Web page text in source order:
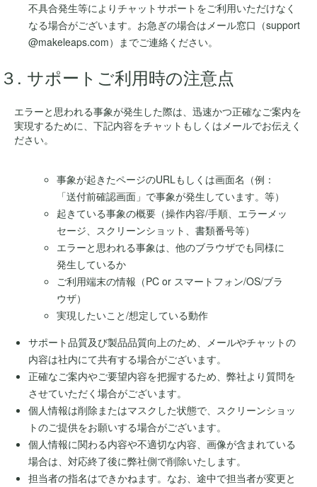
不具合発生等によりチャットサポートをご利用いただけなく
なる場合がございます。お急ぎの場合はメール窓口（support
@makeleaps.com）までご連絡ください。
３. サポートご利用時の注意点
エラーと思われる事象が発生した際は、迅速かつ正確なご案内を
実現するために、下記内容をチャットもしくはメールでお伝えく
ださい。
事象が起きたページのURLもしくは画面名（例：
「送付前確認画面」で事象が発生しています。等）
起きている事象の概要（操作内容/手順、エラーメッ
セージ、スクリーンショット、書類番号等）
エラーと思われる事象は、他のブラウザでも同様に
発生しているか
ご利用端末の情報（PC or スマートフォン/OS/ブラ
ウザ）
実現したいこと/想定している動作
サポート品質及び製品品質向上のため、メールやチャットの
内容は社内にて共有する場合がございます。
正確なご案内やご要望内容を把握するため、弊社より質問を
させていただく場合がございます。
個人情報は削除またはマスクした状態で、スクリーンショッ
トのご提供をお願いする場合がございます。
個人情報に関わる内容や不適切な内容、画像が含まれている
場合は、対応終了後に弊社側で削除いたします。
担当者の指名はできかねます。なお、途中で担当者が変更と